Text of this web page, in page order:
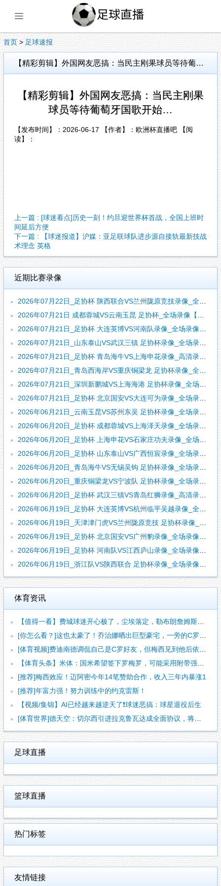
首页 > 足球速报
【精彩剪辑】外国网友恶搞：当民主刚果球员等待葡萄牙国歌开始…
【精彩剪辑】外国网友恶搞：当民主刚果
球员等待葡萄牙国歌开始…
【发布时间】：2026-06-17 【作者】：欧洲杯直播吧 【阅
读】：
上一篇 : [球迷看点]历史一刻！约旦迎世界杯首战，全国上班时
间延后方便
下一篇 : 【球迷报道】沪媒：亚足联球队进步源自接轨最新技战
术理念 英格
近期比赛录像
2026年07月22日_足协杯 陕西联合VS兰州陇原竞技录像_全场录像【全场回放】
2026年07月21日 成都蓉城VS云南玉昆 足协杯_全场录像【视频集锦】
2026年07月21日_足协杯 大连英博VS河南队录像_全场录像【全场回放】
2026年07月21日_山东泰山VS武汉三镇 足协杯录像_全场录像【全场回放】
2026年07月21日_足协杯 青岛海牛VS上海申花录像_高清录像【全场回放】
2026年07月21日_青岛西海岸VS重庆铜梁龙 足协杯录像_全场录像【高清回放】
2026年07月21日_深圳新鹏城VS上海海港 足协杯录像_全场录像【高清回放】
2026年07月21日_足协杯 北京国安VS大连可为录像_全场录像【全场回放】
2026年06月21日_云南玉昆VS苏州东吴 足协杯录像_全场录像【视频集锦】
2026年06月20日_足协杯 成都蓉城VS上海泽天录像_全场录像【视频集锦】
2026年06月20日_足协杯 上海申花VS石家庄功夫录像_全场录像【全场回放】
2026年06月20日_足协杯 山东泰山VS广西恒宸录像_全场录像【全场回放】
2026年06月20日_青岛海牛VS无锡吴钩 足协杯录像_全场录像【视频集锦】
2026年06月20日_重庆铜梁龙VS宁波队 足协杯录像_全场录像【高清回放】
2026年06月20日_足协杯 武汉三镇VS青岛红狮录像_高清录像【全场回放】
2026年06月19日_足协杯 大连英博VS杭州临平吴越录像_全场录像【全场回放】
2026年06月19日_天津津门虎VS兰州陇原竞技 足协杯录像_全场录像【视频集锦】
2026年06月19日_足协杯 北京国安VS广州豹录像_全场录像【全场回放】
2026年06月19日_足协杯 河南队VS江西庐山录像_全场录像【全场回放】
2026年06月19日_浙江队VS陕西联合 足协杯录像_全场录像【高清回放】
体育资讯
【值得一看】费城球迷开心极了，尘埃落定，勒布朗詹姆斯加盟费城
[你怎么看？]这也太豪了！乔治娜晒出巨型豪宅，一旁的C罗肌肉
[体育视频]费迪南德调侃自己是C罗好友，但梅西见到他后依然热
【体育头条】米体：国米希望签下罗梅罗，可能采用附带强制买断条
[推荐]梅西效应！迈阿密今年14笔赞助合作，收入三年内暴涨1
[推荐]年富力强！努力训练中的约克雷斯！
【视频/集锦】AI已经越来越逆天了❗️球迷恶搞：球星退役后生
[体育世界]德天空：切尔西引进拉克鲁瓦达成全面协议，将签约至
足球直播
篮球直播
热门标签
友情链接